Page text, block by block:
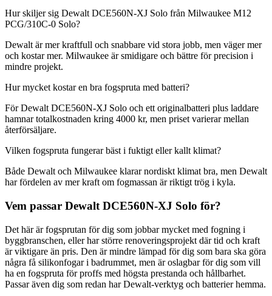
Hur skiljer sig Dewalt DCE560N-XJ Solo från Milwaukee M12
PCG/310C-0 Solo?
Dewalt är mer kraftfull och snabbare vid stora jobb, men väger mer
och kostar mer. Milwaukee är smidigare och bättre för precision i
mindre projekt.
Hur mycket kostar en bra fogspruta med batteri?
För Dewalt DCE560N-XJ Solo och ett originalbatteri plus laddare
hamnar totalkostnaden kring 4000 kr, men priset varierar mellan
återförsäljare.
Vilken fogspruta fungerar bäst i fuktigt eller kallt klimat?
Både Dewalt och Milwaukee klarar nordiskt klimat bra, men Dewalt
har fördelen av mer kraft om fogmassan är riktigt trög i kyla.
Vem passar Dewalt DCE560N-XJ Solo för?
Det här är fogsprutan för dig som jobbar mycket med fogning i
byggbranschen, eller har större renoveringsprojekt där tid och kraft
är viktigare än pris. Den är mindre lämpad för dig som bara ska göra
några få silikonfogar i badrummet, men är oslagbar för dig som vill
ha en fogspruta för proffs med högsta prestanda och hållbarhet.
Passar även dig som redan har Dewalt-verktyg och batterier hemma.